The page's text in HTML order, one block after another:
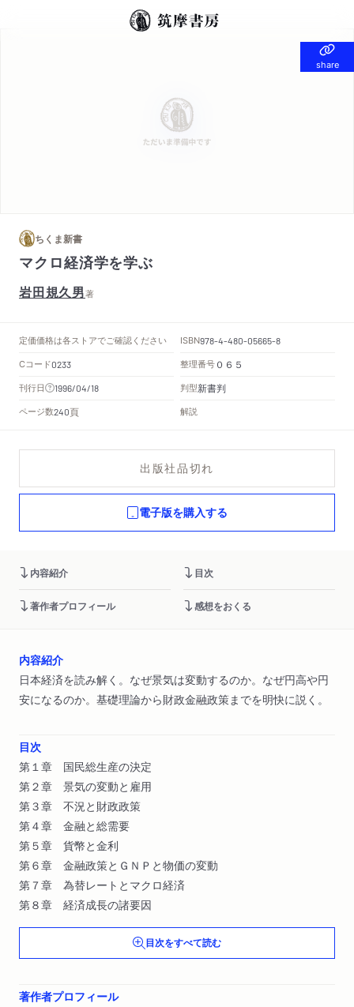
share
share
ちくま新書
マクロ経済学を学ぶ
岩田規久男著
定価価格は各ストアでご確認ください ISBN978-4-480-05665-8
Cコード0233 整理番号 ０６５
刊行日 1996/04/18 判型新書判
ページ数240頁 解説
出版社品切れ
電子版を購入する
内容紹介 目次
著作者プロフィール 感想をおくる
内容紹介
日本経済を読み解く。なぜ景気は変動するのか。なぜ円高や円
安になるのか。基礎理論から財政金融政策までを明快に説く。
目次
第１章 国民総生産の決定
第２章 景気の変動と雇用
第３章 不況と財政政策
第４章 金融と総需要
第５章 貨幣と金利
第６章 金融政策とＧＮＰと物価の変動
第７章 為替レートとマクロ経済
第８章 経済成長の諸要因
目次をすべて読む
著作者プロフィール